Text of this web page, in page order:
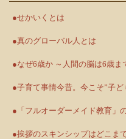
●せかいくとは
●真のグローバル人とは
●なぜ6歳か ～人間の脳は6歳ま
●子育て事情今昔。今こそ”子
●「フルオーダーメイド教育」
●挨拶のスキンシップはどこま